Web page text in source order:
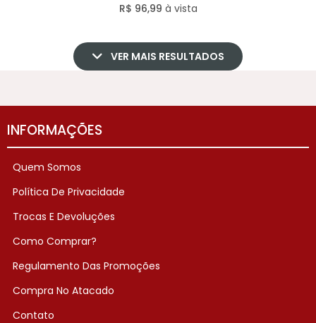
R$ 96,99 à vista
VER MAIS RESULTADOS
INFORMAÇÕES
Quem Somos
Política De Privacidade
Trocas E Devoluções
Como Comprar?
Regulamento Das Promoções
Compra No Atacado
Contato